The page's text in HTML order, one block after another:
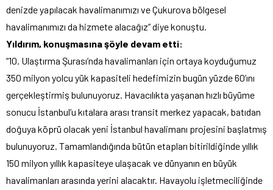
denizde yapılacak havalimanımızı ve Çukurova bölgesel
havalimanımızı da hizmete alacağız” diye konuştu.
Yıldırım, konuşmasına şöyle devam etti:
“10. Ulaştırma Şurası’nda havalimanları için ortaya koyduğumuz
350 milyon yolcu yük kapasiteli hedefimizin bugün yüzde 60’ını
gerçekleştirmiş bulunuyoruz. Havacılıkta yaşanan hızlı büyüme
sonucu İstanbul’u kıtalara arası transit merkez yapacak, batıdan
doğuya köprü olacak yeni İstanbul havalimanı projesini başlatmış
bulunuyoruz. Tamamlandığında bütün etapları bitirildiğinde yıllık
150 milyon yıllık kapasiteye ulaşacak ve dünyanın en büyük
havalimanları arasında yerini alacaktır. Havayolu işletmeciliğinde